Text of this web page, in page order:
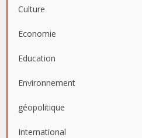
Culture
Economie
Education
Environnement
géopolitique
International